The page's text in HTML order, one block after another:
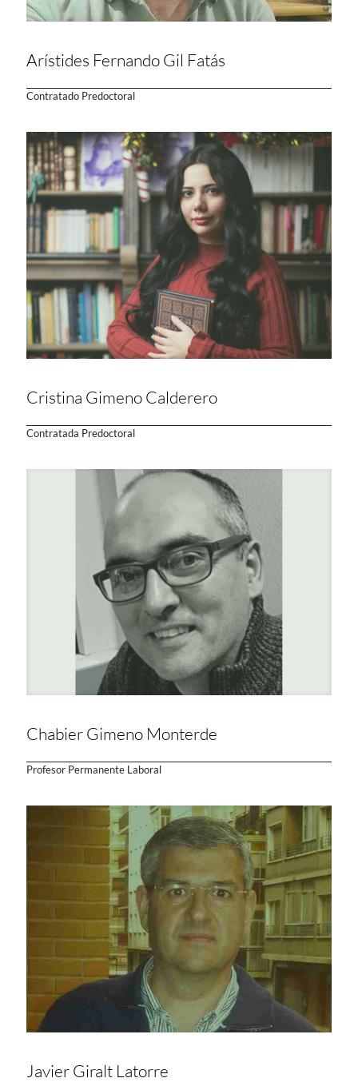
Arístides Fernando Gil Fatás
Contratado Predoctoral
Cristina Gimeno Calderero
Contratada Predoctoral
Chabier Gimeno Monterde
Profesor Permanente Laboral
Javier Giralt Latorre